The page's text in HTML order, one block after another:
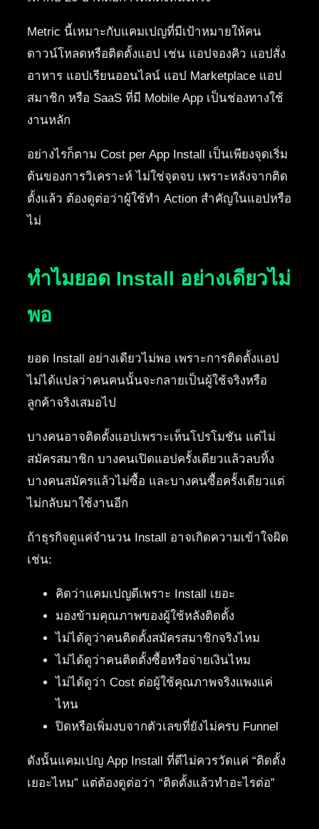
Metric นี้เหมาะกับแคมเปญที่มีเป้าหมายให้คน
ดาวน์โหลดหรือติดตั้งแอป เช่น แอปจองคิว แอปสั่ง
อาหาร แอปเรียนออนไลน์ แอป Marketplace แอป
สมาชิก หรือ SaaS ที่มี Mobile App เป็นช่องทางใช้
งานหลัก
อย่างไรก็ตาม Cost per App Install เป็นเพียงจุดเริ่ม
ต้นของการวิเคราะห์ ไม่ใช่จุดจบ เพราะหลังจากติด
ตั้งแล้ว ต้องดูต่อว่าผู้ใช้ทำ Action สำคัญในแอปหรือ
ไม่
ทำไมยอด Install อย่างเดียวไม่
พอ
ยอด Install อย่างเดียวไม่พอ เพราะการติดตั้งแอป
ไม่ได้แปลว่าคนคนนั้นจะกลายเป็นผู้ใช้จริงหรือ
ลูกค้าจริงเสมอไป
บางคนอาจติดตั้งแอปเพราะเห็นโปรโมชัน แต่ไม่
สมัครสมาชิก บางคนเปิดแอปครั้งเดียวแล้วลบทิ้ง
บางคนสมัครแล้วไม่ซื้อ และบางคนซื้อครั้งเดียวแต่
ไม่กลับมาใช้งานอีก
ถ้าธุรกิจดูแค่จำนวน Install อาจเกิดความเข้าใจผิด
เช่น:
คิดว่าแคมเปญดีเพราะ Install เยอะ
มองข้ามคุณภาพของผู้ใช้หลังติดตั้ง
ไม่ได้ดูว่าคนติดตั้งสมัครสมาชิกจริงไหม
ไม่ได้ดูว่าคนติดตั้งซื้อหรือจ่ายเงินไหม
ไม่ได้ดูว่า Cost ต่อผู้ใช้คุณภาพจริงแพงแค่
ไหน
ปิดหรือเพิ่มงบจากตัวเลขที่ยังไม่ครบ Funnel
ดังนั้นแคมเปญ App Install ที่ดีไม่ควรวัดแค่ “ติดตั้ง
เยอะไหม” แต่ต้องดูต่อว่า “ติดตั้งแล้วทำอะไรต่อ”